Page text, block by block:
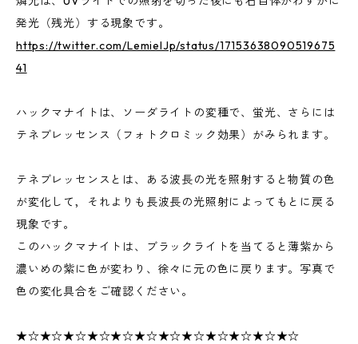
発光（残光）する現象です。
https://twitter.com/LemielJp/status/17153638090519675
41
ハックマナイトは、ソーダライトの変種で、蛍光、さらには
テネブレッセンス（フォトクロミック効果）がみられます。
テネブレッセンスとは、ある波長の光を照射すると物質の色
が変化して，それよりも長波長の光照射によってもとに戻る
現象です。
このハックマナイトは、ブラックライトを当てると薄紫から
濃いめの紫に色が変わり、徐々に元の色に戻ります。写真で
色の変化具合をご確認ください。
★☆★☆★☆★☆★☆★☆★☆★☆★☆★☆★☆★☆